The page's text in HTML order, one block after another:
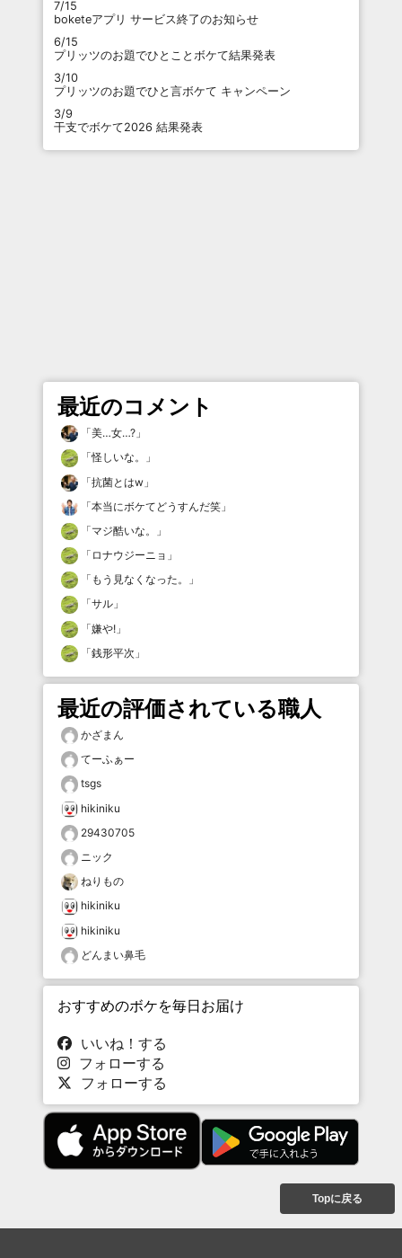
7/15
boketeアプリ サービス終了のお知らせ
6/15
プリッツのお題でひとことボケて結果発表
3/10
プリッツのお題でひと言ボケて キャンペーン
3/9
干支でボケて2026 結果発表
最近のコメント
「美…女…? 」
「怪しいな。
」
「抗菌とはw 」
「本当にボケてどうすんだ笑 」
「マジ酷いな。
」
「 ロナウジーニョ 」
「 もう見なくなった。
」
「サル 」
「嫌や! 」
「銭形平次 」
最近の評価されている職人
かざまん
てーふぁー
tsgs
hikiniku
29430705
ニック
ねりもの
hikiniku
hikiniku
どんまい鼻毛
おすすめのボケを毎日お届け
いいね！する
フォローする
フォローする
Topに戻る